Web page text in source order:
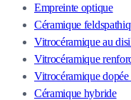
Empreinte optique
Céramique
Vitrocéramique au
Vitrocéramique
Vitrocéramique
Céramique hybride